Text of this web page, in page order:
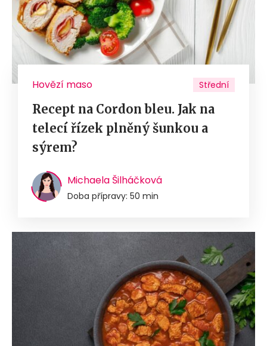
Hovězí maso Střední
Recept na Cordon bleu. Jak na
telecí řízek plněný šunkou a
sýrem?
Michaela Šilháčková
Doba přípravy: 50 min